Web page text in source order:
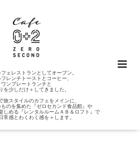
フェレストランとしてオープン。
レンチトーストとコーヒー、
ワンプレートランチと
を少しだけ＋してきました。
旅スタイルのカフェをメインに、
のを集めた『ゼロセカンド食品館』や
しめる『レンタルルームＡＢ＆ロフト』で
常感とわくわく感を＋します。